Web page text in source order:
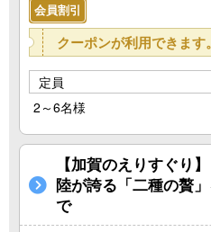
会員割引
クーポンが利用できます。
定員
2～6名様
【加賀のえりすぐり
陸が誇る「二種の贅
で